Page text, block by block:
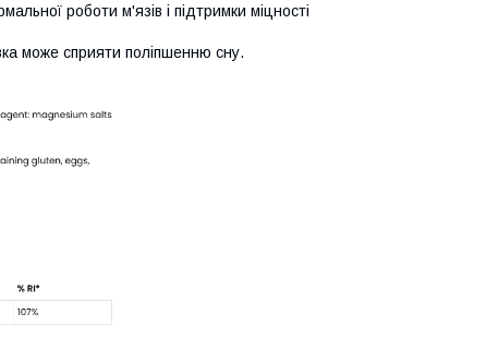
роботи м'язів і підтримки міцності
може сприяти поліпшенню сну.